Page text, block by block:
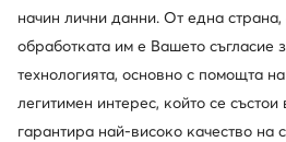
начин лични данни. От една страна,
обработката им е Вашето съгласие
технологията, основно с помощта
легитимен интерес, който се
гарантира най-високо качество на